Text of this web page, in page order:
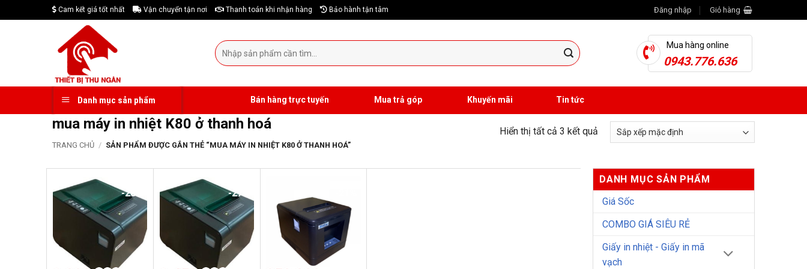
to
Cam kết giá tốt nhất Vận chuyển tận nơi Thanh toán khi nhận hàng Bảo hành tận tâm Đăng nhập Giỏ hàng
Tìm
kiếm:
Mua hàng online
0943.776.636
Danh mục sản phẩm Bán hàng trực tuyến Mua trả góp Khuyến mãi Tin tức
mua máy in nhiệt K80 ở thanh hoá
TRANG CHỦ / SẢN PHẨM ĐƯỢC GẮN THẺ “MUA MÁY IN NHIỆT K80 Ở THANH HOÁ”
Hiển thị tất cả 3 kết quả
-28% -27%
DANH MỤC SẢN PHẨM
Giá Sốc
COMBO GIÁ SIÊU RẺ
Giấy in nhiệt - Giấy in mã
vạch